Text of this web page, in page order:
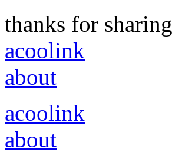
thanks for sharing
acoolink
about
acoolink
about